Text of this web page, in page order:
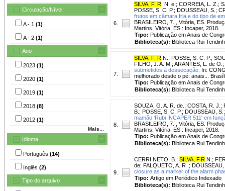
Circulação/Nível
A - 1 (1)
A - 2 (1)
Ano
2023 (1)
2020 (1)
2019 (1)
2018 (8)
2012 (1)
Mais...
Idioma
Português (14)
Inglês (2)
Tipo do arquivo
6.
SILVA, F. R . N. e. ; CORREIA, L. Z. ;
POSSE, S. C. P. ; DOUSSEAU, S. ;
frutos em câmara fria e do tipo de
BRASILEIRO, 7. , Vitória, ES.
Martins. Vitória, ES : Incaper, 2018.
Tipo: Publicação em Anais de
Biblioteca(s): Biblioteca Rui
7.
SILVA, F. R .N. ; POSSE, S. C. P. ;
FILHO, J. A. M. ; ARANTES, L. de O. ;
submetidos à dessecação. In:
melhorado desde o pé: anais...
Tipo: Publicação em Anais de
Biblioteca(s): Biblioteca Rui
8.
SOUZA, G. A. R. de. ; COSTA, R. J. ;
B. ; POSSE, S. C. P. ; DOUSSEAU, S.
mamão 'Rubi INCAPER 511' em
BRASILEIRO, 7. , Vitória, ES.
Martins. Vitória, ES : Incaper, 2018.
Tipo: Publicação em Anais de
Biblioteca(s): Biblioteca Rui
9.
CERRI NETO, B. ; SILVA, F.R .N. ;
de; FALQUETO, A. R . ; DOUSSEAU,
closure as a marker of the alarm
Tipo: Artigo em Periódico Indexado
Biblioteca(s): Biblioteca Rui